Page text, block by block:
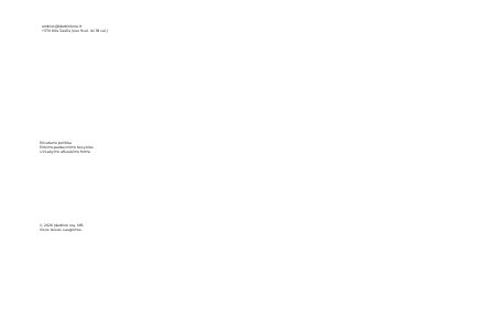
© 2026 Įdarbink orą, MB.
Visos teisės saugomos.
andrius@idarbinkora.lt
+370 604 34454 (nuo 9val. iki 18 val.)
Privatumo politika
Pirkimo-pardavmimo taisyklės
Užsakymo atšaukimo forma